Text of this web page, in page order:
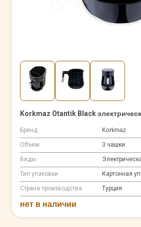
Korkmaz Otantik Black
Бренд Korkmaz
Объем 3 чашки
Виды
Тип упаковки Картонная
Страна производства Турция
нет в наличии